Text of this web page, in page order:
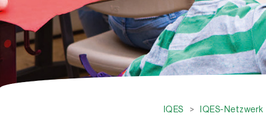
IQES > IQES-Netzwerk